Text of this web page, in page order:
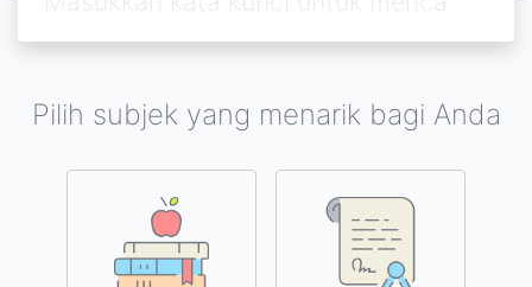
Pilih subjek yang menarik bagi Anda